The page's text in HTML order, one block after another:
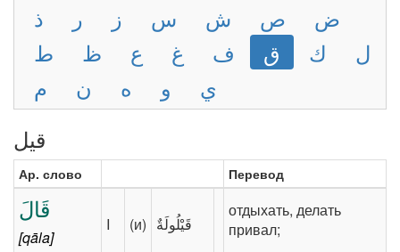
ذ
ر ز س ش ص
ض
ط
ظ ع غ ف ق ك
ل
م
ن ه و
ي
قيل
Ар. слово Перевод
قَالَ
[qāla]
I (и)
отдыхать, делать
привал;